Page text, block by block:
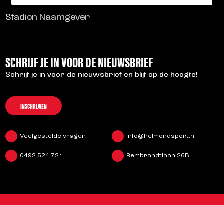
Stadion Naamgever
SCHRIJF JE IN VOOR DE NIEUWSBRIEF
Schrijf je in voor de nieuwsbrief en blijf op de hoogte!
INSCHRIJVEN
Veelgestelde vragen info@helmondsport.nl
0492 524 721 Rembrandtlaan 26B